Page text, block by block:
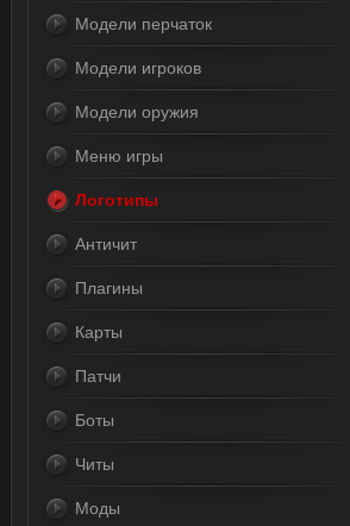
Модели перчаток
Модели игроков
Модели оружия
Меню игры
Логотипы
Античит
Плагины
Карты
Патчи
Боты
Читы
Моды